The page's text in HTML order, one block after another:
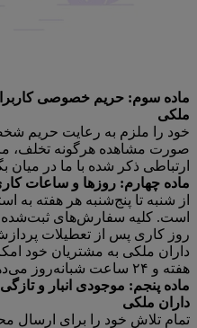
ماده سوم: حریم خصوصی
ملکی
خود را ملزم به رعایت حریم
صورت مشاهده هرگونه تخلف،
ارتباطی ذکر شده با ما در میان
ماده چهارم: روزها و ساعات
از شنبه تا پنج‌شنبه هر هفته به
است. کلیه سفارش‌های ثبت‌شده
روز کاری پس از تعطیلات
هفته و ۲۴ ساعت شبانه‌روز می‌دهد.
ماده پنجم: موجودی انبار و
داران ملکی
تمام تلاش خود را برای ارسال